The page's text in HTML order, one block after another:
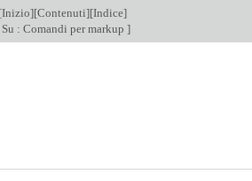
[Inizio][Contenuti][Indice]
: Comandi per markup ]